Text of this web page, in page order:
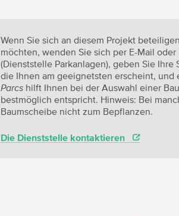
Wenn Sie sich an diesem Projekt
möchten, wenden Sie sich per E-Mail
(Dienststelle Parkanlagen), geben Sie
die Ihnen am geeignetsten erscheint,
Parcs hilft Ihnen bei der Auswahl einer
bestmöglich entspricht. Hinweis: Bei
Baumscheibe nicht zum Bepflanzen.
Die Dienststelle kontaktieren